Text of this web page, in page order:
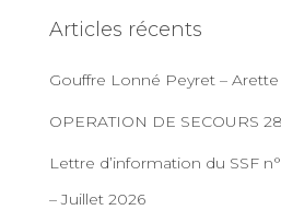
Articles récents
Gouffre Lonné Peyret – Arette
OPERATION DE SECOURS
Lettre d’information du SSF
– Juillet 2026